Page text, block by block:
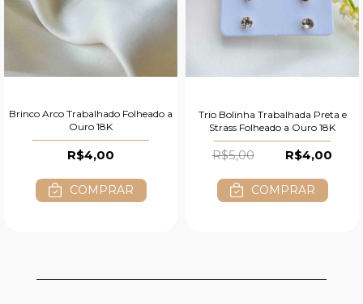
Brinco Arco Trabalhado Folheado a
Ouro 18K
R$4,00
COMPRAR
Trio Bolinha Trabalhada Preta e
Strass Folheado a Ouro 18K
R$5,00 R$4,00
COMPRAR